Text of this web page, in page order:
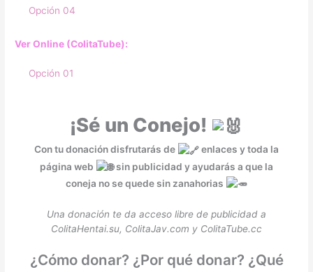
Opción 04
Ver Online (ColitaTube):
Opción 01
¡Sé un Conejo!
Con tu donación disfrutarás de
enlaces y toda la
página web
sin publicidad y ayudarás a que la
coneja no se quede sin zanahorias
Una donación te da acceso libre de publicidad a
ColitaHentai.su, ColitaJav.com y ColitaTube.cc
¿Cómo donar? ¿Por qué donar? ¿Qué